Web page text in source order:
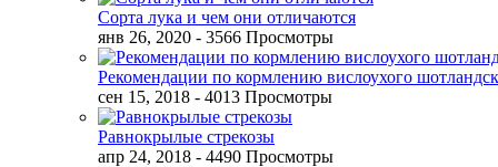
Сорта лука и чем они отличаются
янв 26, 2020 - 3566 Просмотры
Рекомендации по кормлению вислоухого
сен 15, 2018 - 4013 Просмотры
Равнокрылые стрекозы
апр 24, 2018 - 4490 Просмотры